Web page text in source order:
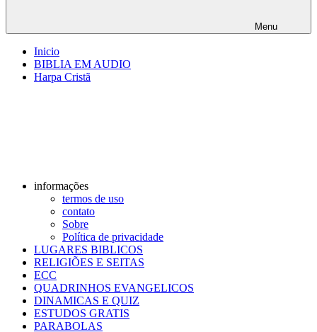
Menu
Inicio
BIBLIA EM AUDIO
Harpa Cristã
informações
termos de uso
contato
Sobre
Política de privacidade
LUGARES BIBLICOS
RELIGIÕES E SEITAS
ECC
QUADRINHOS EVANGELICOS
DINAMICAS E QUIZ
ESTUDOS GRATIS
PARABOLAS